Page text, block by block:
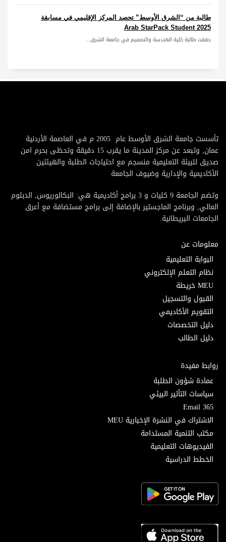
طالبة من “الشرق الأوسط” تحصد المركز الإقليمي في مسابقة
Arab StarPack Student 2025
حققت طالبة كلية الهندسة والتصميم في جامعة الشرق...
تأسست جامعة الشرق الأوسط عام 2005 م في العاصمة الأردنية
عمان, وتبعد عن مركز المدينة ما يقرب 15 دقيقة وتحظى بحرم امن
صديق للبيئة التعليمية منسجم مع احتياجات الطلبة والهيئتين
الأكاديمية والإدارية وضيوف الجامعة
وتضم الجامعة 9 كليات و 3 برامج أكاديمية هي: البكالوريوس, الدبلوم
العالي, وبرنامج الماجستير بالإضافة إلى برامج مستضافة مع أعرق
الجامعات البريطانية.
معلومات عن
البوابة التعليمية
نظام التعلم الإلكتروني
MEU خريطة
القبول والتسجيل
التقويم الأكاديمي
دليل التخصصات
دليل الطالب
روابط مفيدة
عمادة شؤون الطلبة
سياسات التأثير البيئي
Email 365
الاشتراك في النشرة الإخبارية MEU
مكتب التنمية المستدامة
الفيديوهات التعليمية
الخطط الدراسية